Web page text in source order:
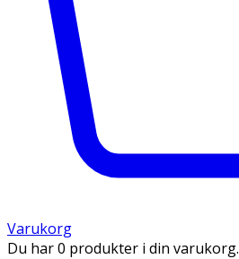
Varukorg
Du har 0 produkter i din varukorg.